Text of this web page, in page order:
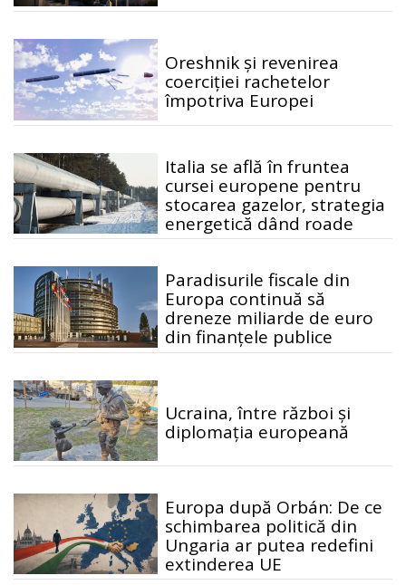
Oreshnik și revenirea
coerciției rachetelor
împotriva Europei
Italia se află în fruntea
cursei europene pentru
stocarea gazelor, strategia
energetică dând roade
Paradisurile fiscale din
Europa continuă să
dreneze miliarde de euro
din finanțele publice
Ucraina, între război și
diplomația europeană
Europa după Orbán: De ce
schimbarea politică din
Ungaria ar putea redefini
extinderea UE